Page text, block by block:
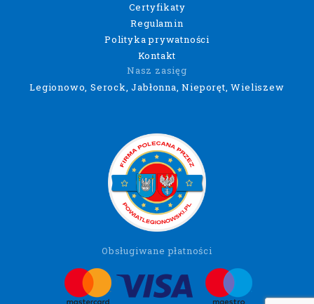
Certyfikaty
Regulamin
Polityka prywatności
Kontakt
Nasz zasięg
Legionowo, Serock, Jabłonna, Nieporęt, Wieliszew
Obsługiwane płatności